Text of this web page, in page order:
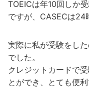
TOEICは年10回しか
ですが、CASECは24
実際に私が受験をし
でした。
クレジットカードで
とができ、とても便利